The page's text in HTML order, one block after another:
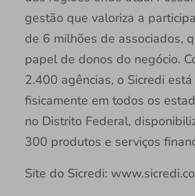
gestão que valoriza a
de 6 milhões de associados,
papel de donos do negócio.
2.400 agências, o Sicredi
fisicamente em todos os
no Distrito Federal,
300 produtos e serviços
Site do Sicredi: